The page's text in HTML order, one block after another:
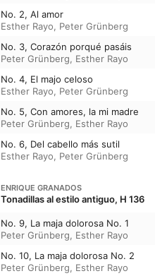
No. 2, Al amor
Esther Rayo, Peter Grünberg
No. 3, Corazón porqué pasáis
Peter Grünberg, Esther Rayo
No. 4, El majo celoso
Esther Rayo, Peter Grünberg
No. 5, Con amores, la mi madre
Peter Grünberg, Esther Rayo
No. 6, Del cabello más sutil
Esther Rayo, Peter Grünberg
ENRIQUE GRANADOS
Tonadillas al estilo antiguo, H 136
No. 9, La maja dolorosa No. 1
Peter Grünberg, Esther Rayo
No. 10, La maja dolorosa No. 2
Peter Grünberg, Esther Rayo